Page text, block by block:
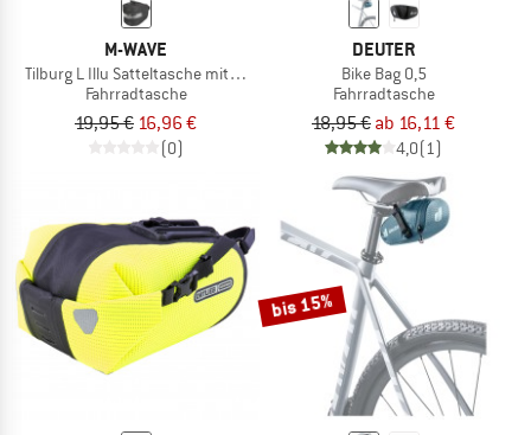
M-WAVE
Tilburg L Illu Satteltasche mit LED Licht
Fahrradtasche
19,95 € 16,96 €
(0)
DEUTER
Bike Bag 0,5
Fahrradtasche
18,95 € ab 16,11 €
4,0(1)
bis 15%